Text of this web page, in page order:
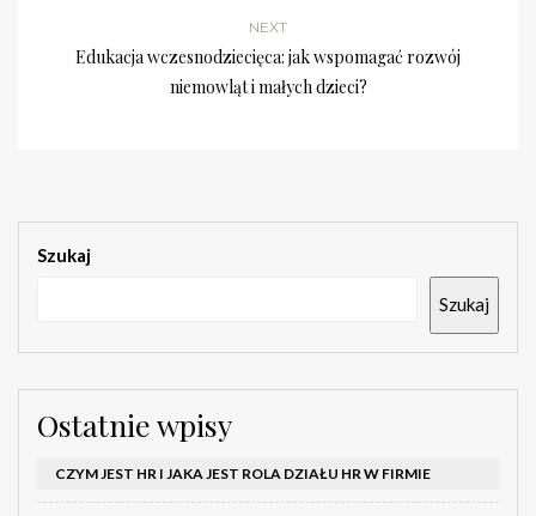
NEXT
Edukacja wczesnodziecięca: jak wspomagać rozwój
niemowląt i małych dzieci?
Szukaj
Szukaj
Ostatnie wpisy
CZYM JEST HR I JAKA JEST ROLA DZIAŁU HR W FIRMIE